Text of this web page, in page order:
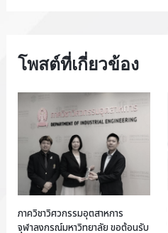
โพสต์ที่เกี่ยวข้อง
ภาควิชาวิศวกรรมอุตสาหการ
จุฬาลงกรณ์มหาวิทยาลัย ขอต้อนรับ